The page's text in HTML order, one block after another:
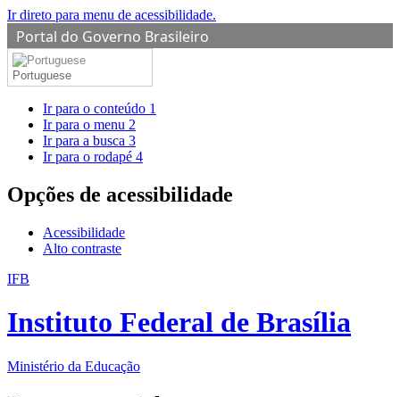
Ir direto para menu de acessibilidade.
Portal do Governo Brasileiro
Portuguese
Ir para o conteúdo 1
Ir para o menu 2
Ir para a busca 3
Ir para o rodapé 4
Opções de acessibilidade
Acessibilidade
Alto contraste
IFB
Instituto Federal de Brasília
Ministério da Educação